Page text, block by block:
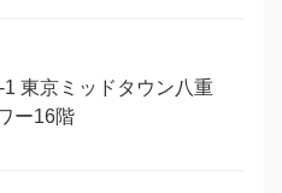
東京ミッドタウン八重
ー16階